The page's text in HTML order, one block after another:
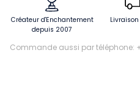
Créateur d'Enchantement
depuis 2007
Commande aussi par téléphone: